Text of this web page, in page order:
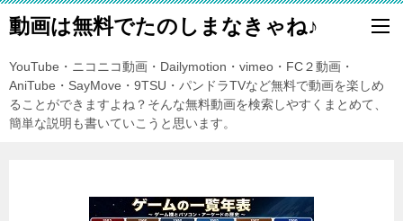
動画は無料でたのしまなきゃね♪
YouTube・ニコニコ動画・Dailymotion・vimeo・FC２動画・
AniTube・SayMove・9TSU・パンドラTVなど無料で動画を楽しめ
ることができますよね？そんな無料動画を検索しやすくまとめて、
簡単な説明も書いていこうと思います。